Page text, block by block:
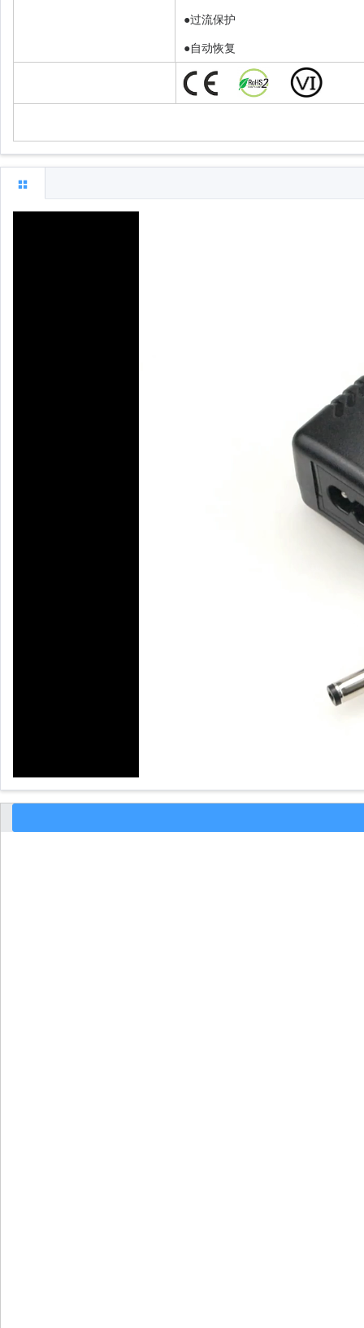
●过流保护
●自动恢复